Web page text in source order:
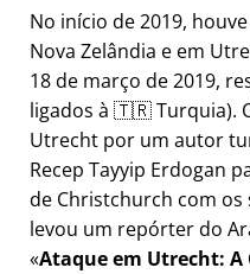
No início de 2019,
Nova Zelândia e em
18 de março de 2019,
ligados à 🇹🇷 Turquia).
Utrecht por um autor
Recep Tayyip Erdogan
de Christchurch com os
levou um repórter do
Ataque em Utrecht: A